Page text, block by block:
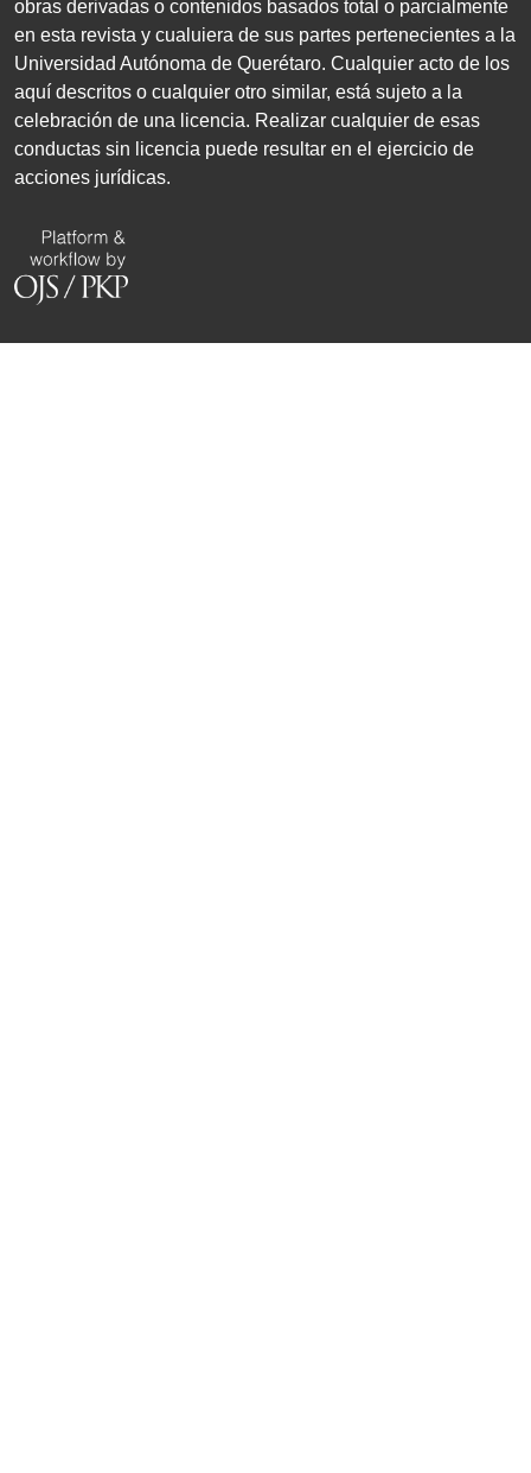
obras derivadas o contenidos basados total o parcialmente
en esta revista y cualuiera de sus partes pertenecientes a la
Universidad Autónoma de Querétaro. Cualquier acto de los
aquí descritos o cualquier otro similar, está sujeto a la
celebración de una licencia. Realizar cualquier de esas
conductas sin licencia puede resultar en el ejercicio de
acciones jurídicas.